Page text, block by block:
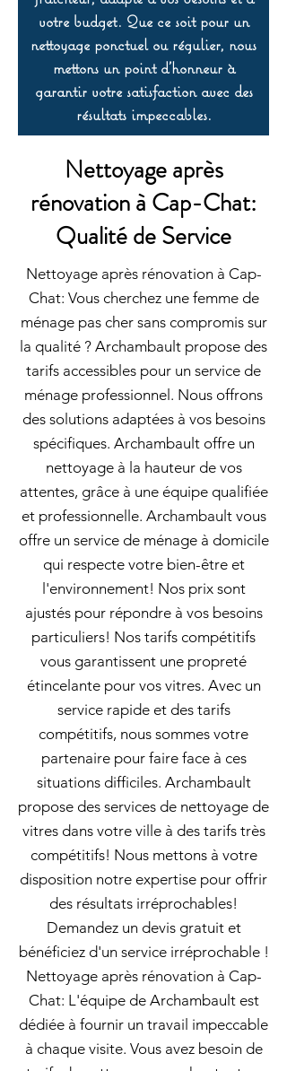
votre budget. Que ce soit pour un
nettoyage ponctuel ou régulier, nous
mettons un point d’honneur à
garantir votre satisfaction avec des
résultats impeccables.
Nettoyage après
rénovation à Cap-Chat:
Qualité de Service
Nettoyage après rénovation à Cap-
Chat: Vous cherchez une femme de
ménage pas cher sans compromis sur
la qualité ? Archambault propose des
tarifs accessibles pour un service de
ménage professionnel. Nous offrons
des solutions adaptées à vos besoins
spécifiques. Archambault offre un
nettoyage à la hauteur de vos
attentes, grâce à une équipe qualifiée
et professionnelle. Archambault vous
offre un service de ménage à domicile
qui respecte votre bien-être et
l'environnement! Nos prix sont
ajustés pour répondre à vos besoins
particuliers! Nos tarifs compétitifs
vous garantissent une propreté
étincelante pour vos vitres. Avec un
service rapide et des tarifs
compétitifs, nous sommes votre
partenaire pour faire face à ces
situations difficiles. Archambault
propose des services de nettoyage de
vitres dans votre ville à des tarifs très
compétitifs! Nous mettons à votre
disposition notre expertise pour offrir
des résultats irréprochables!
Demandez un devis gratuit et
bénéficiez d'un service irréprochable !
Nettoyage après rénovation à Cap-
Chat: L'équipe de Archambault est
dédiée à fournir un travail impeccable
à chaque visite. Vous avez besoin de